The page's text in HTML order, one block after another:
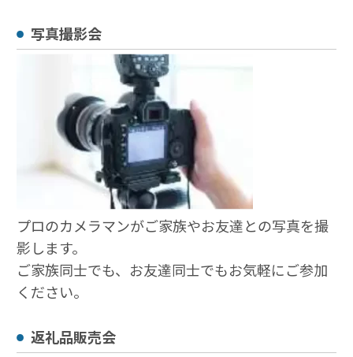
写真撮影会
プロのカメラマンがご家族やお友達との写真を撮
影します。
ご家族同士でも、お友達同士でもお気軽にご参加
ください。
返礼品販売会